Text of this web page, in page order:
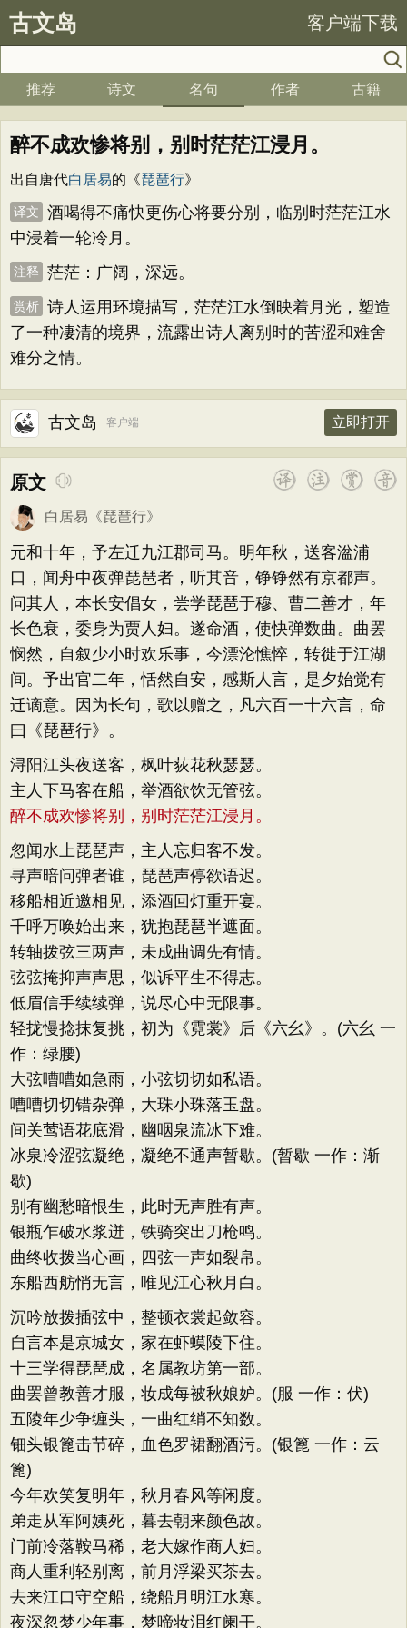
古文岛 客户端下载
推荐 诗文 名句 作者 古籍
醉不成欢惨将别，别时茫茫江浸月。
出自唐代白居易的《琵琶行》
译文
酒喝得不痛快更伤心将要分别，临别时茫茫江水
中浸着一轮冷月。
注释 茫茫：广阔，深远。
赏析 诗人运用环境描写，茫茫江水倒映着月光，塑造
了一种凄清的境界，流露出诗人离别时的苦涩和难舍
难分之情。
古文岛 客户端 立即打开
原文
白居易 《琵琶行》
元和十年，予左迁九江郡司马。明年秋，送客湓浦
口，闻舟中夜弹琵琶者，听其音，铮铮然有京都声。
问其人，本长安倡女，尝学琵琶于穆、曹二善才，年
长色衰，委身为贾人妇。遂命酒，使快弹数曲。曲罢
悯然，自叙少小时欢乐事，今漂沦憔悴，转徙于江湖
间。予出官二年，恬然自安，感斯人言，是夕始觉有
迁谪意。因为长句，歌以赠之，凡六百一十六言，命
曰《琵琶行》。
浔阳江头夜送客，枫叶荻花秋瑟瑟。
主人下马客在船，举酒欲饮无管弦。
醉不成欢惨将别，别时茫茫江浸月。
忽闻水上琵琶声，主人忘归客不发。
寻声暗问弹者谁，琵琶声停欲语迟。
移船相近邀相见，添酒回灯重开宴。
千呼万唤始出来，犹抱琵琶半遮面。
转轴拨弦三两声，未成曲调先有情。
弦弦掩抑声声思，似诉平生不得志。
低眉信手续续弹，说尽心中无限事。
轻拢慢捻抹复挑，初为《霓裳》后《六幺》。(六幺 一
作：绿腰)
大弦嘈嘈如急雨，小弦切切如私语。
嘈嘈切切错杂弹，大珠小珠落玉盘。
间关莺语花底滑，幽咽泉流冰下难。
冰泉冷涩弦凝绝，凝绝不通声暂歇。(暂歇 一作：渐
歇)
别有幽愁暗恨生，此时无声胜有声。
银瓶乍破水浆迸，铁骑突出刀枪鸣。
曲终收拨当心画，四弦一声如裂帛。
东船西舫悄无言，唯见江心秋月白。
沉吟放拨插弦中，整顿衣裳起敛容。
自言本是京城女，家在虾蟆陵下住。
十三学得琵琶成，名属教坊第一部。
曲罢曾教善才服，妆成每被秋娘妒。(服 一作：伏)
五陵年少争缠头，一曲红绡不知数。
钿头银篦击节碎，血色罗裙翻酒污。(银篦 一作：云
篦)
今年欢笑复明年，秋月春风等闲度。
弟走从军阿姨死，暮去朝来颜色故。
门前冷落鞍马稀，老大嫁作商人妇。
商人重利轻别离，前月浮梁买茶去。
去来江口守空船，绕船月明江水寒。
夜深忽梦少年事，梦啼妆泪红阑干。